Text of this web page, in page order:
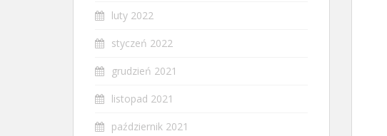
luty 2022
styczeń 2022
grudzień 2021
listopad 2021
październik 2021